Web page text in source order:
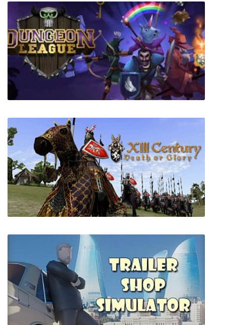
Темные истории 16: Эдгар Аллан По.
Лигейя
Dungeon League
XIII Century: Death or Glory